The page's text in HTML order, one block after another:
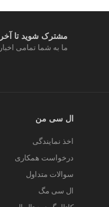
مشترک شوید تا
ما به شما تمامی
ال سی من
اخذ نمایندگی
درخواست همکاری
سوالات متداول
ال سی مگ